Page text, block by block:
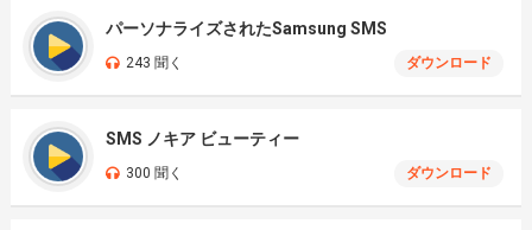
パーソナライズされたSamsung SMS
243 聞く ダウンロード
SMS ノキア ビューティー
300 聞く ダウンロード